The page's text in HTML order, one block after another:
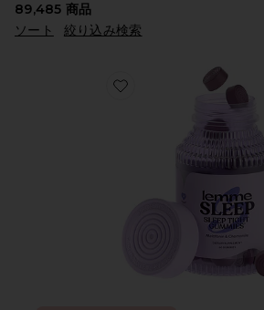
89,485 商品
ソート
絞り込み検索
Favorite SLEEP ビタミングミ